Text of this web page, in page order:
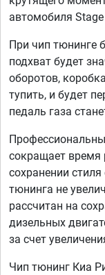
автомобиля
При чип тюнинге
подхват будет
оборотов,
тупить, и будет
педаль газа
сокращает время
сохранении
тюнинга не
рассчитан на
дизельных
за счет
Чип тюнинг Киа